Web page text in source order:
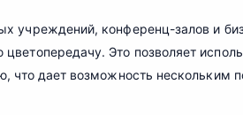
учреждений, конференц-залов и
Это позволяет
что дает возможность нескольким